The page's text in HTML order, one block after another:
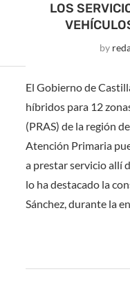
LOS
by
El Gobierno de
híbridos para 12
(PRAS) de la región
Atención Primaria
a prestar servicio allí
lo ha destacado la
Sánchez, durante la